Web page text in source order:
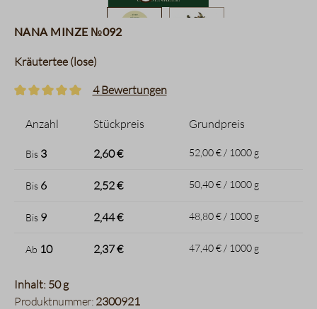
Nana Minze №092
Kräutertee (lose)
4 Bewertungen
Anzahl Stückpreis Grundpreis
Bis 3 2,60 € 52,00 € / 1000 g
Bis 6 2,52 € 50,40 € / 1000 g
Bis 9 2,44 € 48,80 € / 1000 g
Ab 10 2,37 € 47,40 € / 1000 g
Inhalt: 50 g
Produktnummer: 2300921